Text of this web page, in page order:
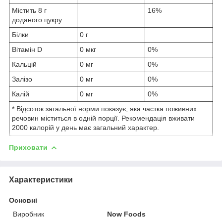
Містить 8 г
доданого цукру
16%
Білки
0 г
Вітамін D
0 мкг
0%
Кальцій
0 мг
0%
Залізо
0 мг
0%
Калій
0 мг
0%
* Відсоток загальної норми показує, яка частка поживних
речовин міститься в одній порції. Рекомендація вживати
2000 калорій у день має загальний характер.
Приховати
Характеристики
Основні
Виробник
Now Foods